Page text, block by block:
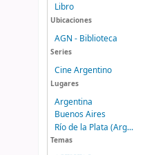
Libro
Ubicaciones
AGN - Biblioteca
Series
Cine Argentino
Lugares
Argentina
Buenos Aires
Río de la Plata (Arg...
Temas